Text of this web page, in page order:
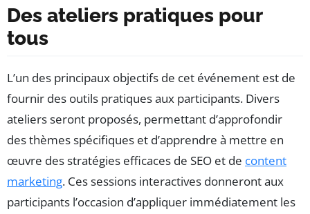
Des ateliers pratiques pour
tous
L’un des principaux objectifs de cet événement est de
fournir des outils pratiques aux participants. Divers
ateliers seront proposés, permettant d’approfondir
des thèmes spécifiques et d’apprendre à mettre en
œuvre des stratégies efficaces de SEO et de content
marketing. Ces sessions interactives donneront aux
participants l’occasion d’appliquer immédiatement les